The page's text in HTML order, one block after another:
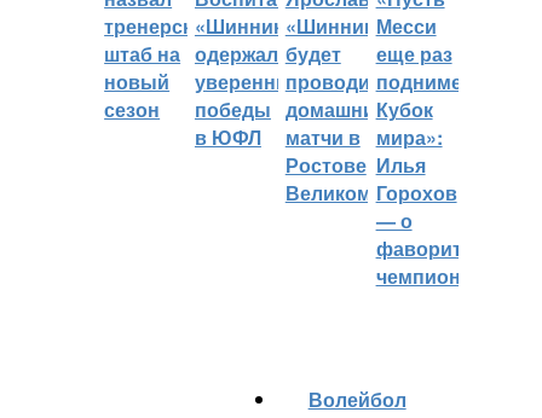
тренерский
штаб на
новый
сезон
«Шинника»
одержали
уверенные
победы
в ЮФЛ
«Шинник»
будет
проводить
домашние
матчи в
Ростове
Великом
Месси
еще раз
поднимет
Кубок
мира»:
Илья
Горохов
— о
фаворитах
чемпионата
Волейбол